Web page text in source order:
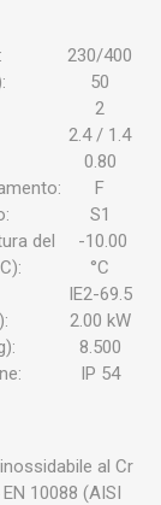
230/400
50
2
2.4 / 1.4
0.80
F
S1
del
-10.00
°C
IE2-69.5
2.00 kW
8.500
IP 54
al Cr
10088 (AISI